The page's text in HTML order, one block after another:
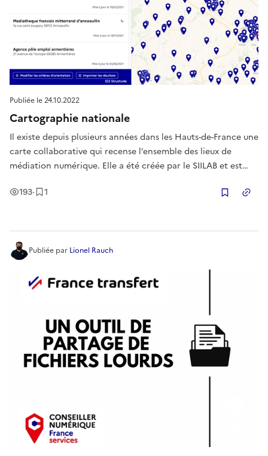
Publiée le24.10.2022
Cartographie nationale
Il existe depuis plusieurs années dans les Hauts-de-France une
carte collaborative qui recense l’ensemble des lieux de
médiation numérique. Elle a été créée par le SIILAB et est
harmonisation de ce type de bases de données a été lancée
193Vues
· 1
Publiée par Lionel Rauch